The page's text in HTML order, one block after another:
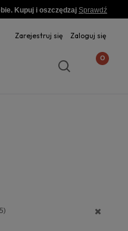
Kupuj i oszczędzaj Sprawdź
Zarejestruj się Zaloguj się